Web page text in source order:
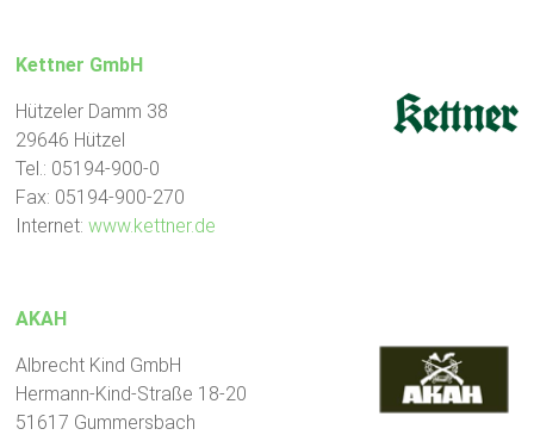
Kettner GmbH
Hützeler Damm 38
29646 Hützel
Tel.: 05194-900-0
Fax: 05194-900-270
Internet:www.kettner.de
AKAH
Albrecht Kind GmbH
Hermann-Kind-Straße 18-20
51617 Gummersbach